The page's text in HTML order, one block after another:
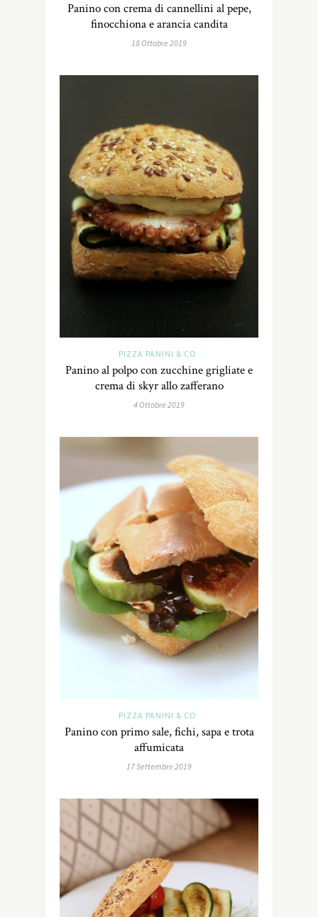
Panino con crema di cannellini al pepe,
finocchiona e arancia candita
18 Ottobre 2019
PIZZA PANINI & CO
Panino al polpo con zucchine grigliate e
crema di skyr allo zafferano
4 Ottobre 2019
PIZZA PANINI & CO
Panino con primo sale, fichi, sapa e trota
affumicata
17 Settembre 2019